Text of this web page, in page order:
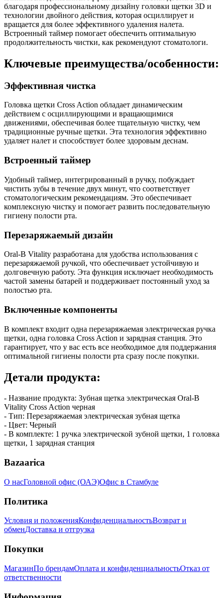
благодаря профессиональному дизайну головки щетки 3D и
технологии двойного действия, которая осциллирует и
вращается для более эффективного удаления налета.
Встроенный таймер помогает обеспечить оптимальную
продолжительность чистки, как рекомендуют стоматологи.
Ключевые преимущества/особенности:
Эффективная чистка
Головка щетки Cross Action обладает динамическим
действием с осциллирующими и вращающимися
движениями, обеспечивая более тщательную чистку, чем
традиционные ручные щетки. Эта технология эффективно
удаляет налет и способствует более здоровым деснам.
Встроенный таймер
Удобный таймер, интегрированный в ручку, побуждает
чистить зубы в течение двух минут, что соответствует
стоматологическим рекомендациям. Это обеспечивает
комплексную чистку и помогает развить последовательную
гигиену полости рта.
Перезаряжаемый дизайн
Oral-B Vitality разработана для удобства использования с
перезаряжаемой ручкой, что обеспечивает устойчивую и
долговечную работу. Эта функция исключает необходимость
частой замены батарей и поддерживает постоянный уход за
полостью рта.
Включенные компоненты
В комплект входит одна перезаряжаемая электрическая ручка
щетки, одна головка Cross Action и зарядная станция. Это
гарантирует, что у вас есть все необходимое для поддержания
оптимальной гигиены полости рта сразу после покупки.
Детали продукта:
- Название продукта: Зубная щетка электрическая Oral-B
Vitality Cross Action черная
- Тип: Перезаряжаемая электрическая зубная щетка
- Цвет: Черный
- В комплекте: 1 ручка электрической зубной щетки, 1 головка
щетки, 1 зарядная станция
Bazaarica
О насГоловной офис (ОАЭ)Офис в Стамбуле
Политика
Условия и положенияКонфиденциальностьВозврат и
обменДоставка и отгрузка
Покупки
МагазинПо брендамОплата и конфиденциальностьОтказ от
ответственности